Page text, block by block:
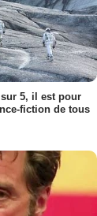
5, il est pour
fiction de tous